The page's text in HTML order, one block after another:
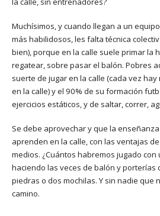
Muchísimos, y cuando llegan a un
más habilidosos, les falta técnica
bien), porque en la calle suele primar la
regatear, sobre pasar el balón. Pobres
suerte de jugar en la calle (cada vez
en la calle) y el 90% de su formación
ejercicios estáticos, y de saltar, correr,
Se debe aprovechar y que la
aprenden en la calle, con las ventajas
medios. ¿Cuántos habremos jugado
haciendo las veces de balón y porterías
piedras o dos mochilas. Y sin nadie que
camino.